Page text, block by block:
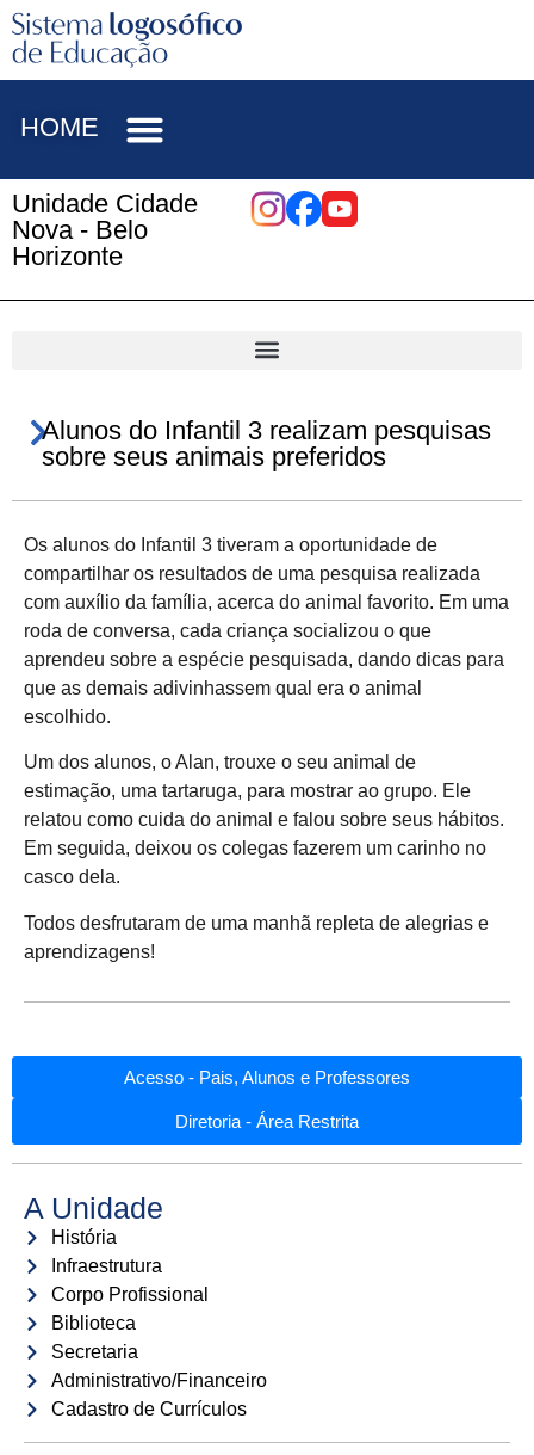
HOME
Unidade Cidade
Nova - Belo
Horizonte
Alunos do Infantil 3 realizam pesquisas
sobre seus animais preferidos
Os alunos do Infantil 3 tiveram a oportunidade de
compartilhar os resultados de uma pesquisa realizada
com auxílio da família, acerca do animal favorito. Em uma
roda de conversa, cada criança socializou o que
aprendeu sobre a espécie pesquisada, dando dicas para
que as demais adivinhassem qual era o animal
escolhido.
Um dos alunos, o Alan, trouxe o seu animal de
estimação, uma tartaruga, para mostrar ao grupo. Ele
relatou como cuida do animal e falou sobre seus hábitos.
Em seguida, deixou os colegas fazerem um carinho no
casco dela.
Todos desfrutaram de uma manhã repleta de alegrias e
aprendizagens!
Acesso - Pais, Alunos e Professores
Diretoria - Área Restrita
A Unidade
História
Infraestrutura
Corpo Profissional
Biblioteca
Secretaria
Administrativo/Financeiro
Cadastro de Currículos